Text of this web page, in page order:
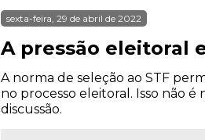
sexta-feira, 29 de abril de 2022
A pressão eleitoral
A norma de seleção ao STF
no processo eleitoral. Isso não
discussão.